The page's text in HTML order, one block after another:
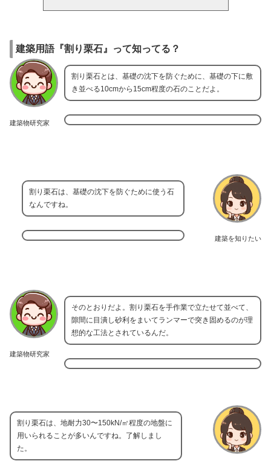
建築用語『割り栗石』って知ってる？
建築物研究家
割り栗石とは、基礎の沈下を防ぐために、基礎の下に敷
き並べる10cmから15cm程度の石のことだよ。
建築を知りたい
割り栗石は、基礎の沈下を防ぐために使う石
なんですね。
建築物研究家
そのとおりだよ。割り栗石を手作業で立たせて並べて、
隙間に目潰し砂利をまいてランマーで突き固めるのが理
想的な工法とされているんだ。
割り栗石は、地耐力30〜150kN/㎡程度の地盤に
用いられることが多いんですね。了解しまし
た。